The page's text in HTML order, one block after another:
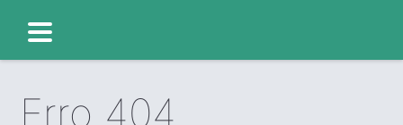
Erro 404